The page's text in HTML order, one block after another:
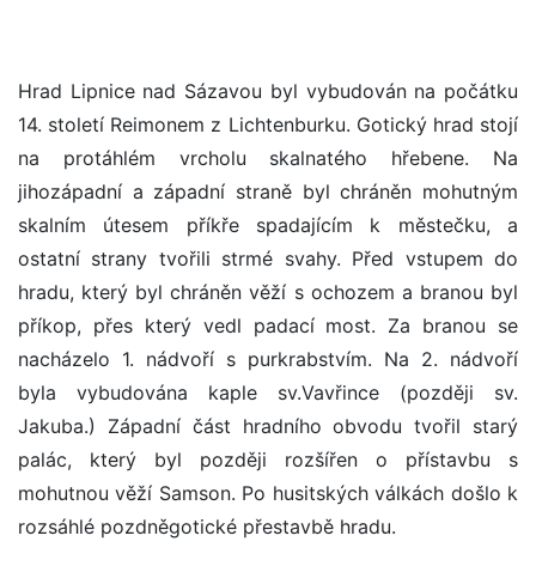
Hrad Lipnice nad Sázavou byl vybudován na počátku
14. století Reimonem z Lichtenburku. Gotický hrad stojí
na protáhlém vrcholu skalnatého hřebene. Na
jihozápadní a západní straně byl chráněn mohutným
skalním útesem příkře spadajícím k městečku, a
ostatní strany tvořili strmé svahy. Před vstupem do
hradu, který byl chráněn věží s ochozem a branou byl
příkop, přes který vedl padací most. Za branou se
nacházelo 1. nádvoří s purkrabstvím. Na 2. nádvoří
byla vybudována kaple sv.Vavřince (později sv.
Jakuba.) Západní část hradního obvodu tvořil starý
palác, který byl později rozšířen o přístavbu s
mohutnou věží Samson. Po husitských válkách došlo k
rozsáhlé pozdněgotické přestavbě hradu.